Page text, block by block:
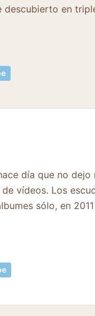
descubierto en
día que no dejo
vídeos. Los
sólo, en